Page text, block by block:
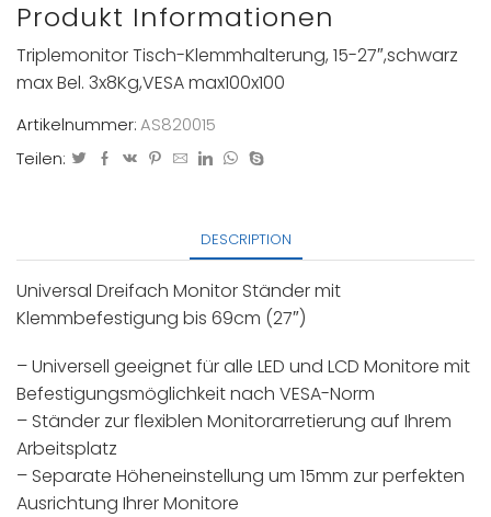
Produkt Informationen
Triplemonitor Tisch-Klemmhalterung, 15-27″,schwarz
max Bel. 3x8Kg,VESA max100x100
Artikelnummer:AS820015
Teilen:
DESCRIPTION
Universal Dreifach Monitor Ständer mit
Klemmbefestigung bis 69cm (27″)
– Universell geeignet für alle LED und LCD Monitore mit
Befestigungsmöglichkeit nach VESA-Norm
– Ständer zur flexiblen Monitorarretierung auf Ihrem
Arbeitsplatz
– Separate Höheneinstellung um 15mm zur perfekten
Ausrichtung Ihrer Monitore